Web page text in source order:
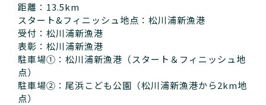
距離：13.5km
スタート&フィニッシュ地点：松川浦新漁港
受付：松川浦新漁港
表彰：松川浦新漁港
駐車場①：松川浦新漁港（スタート＆フィニッシュ地
点）
駐車場②：尾浜こども公園（松川浦新漁港から2km地
点）